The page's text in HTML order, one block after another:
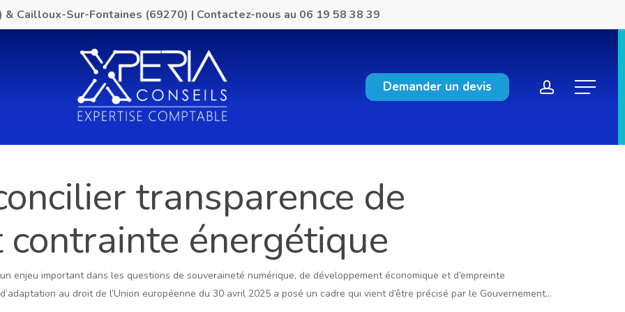
& Cailloux-Sur-Fontaines (69270) | Contactez-nous au 06 19 58 38 39
Demander un devis account
Menu
transparence de
contrainte énergétique
enjeu important dans les questions de souveraineté numérique, de développement économique et d’empreinte
au droit de l’Union européenne du 30 avril 2025 a posé un cadre qui vient d’être précisé par le Gouvernement…